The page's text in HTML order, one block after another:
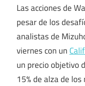
Las acciones de
pesar de los
analistas de
viernes con un
un precio objetivo
15% de alza de